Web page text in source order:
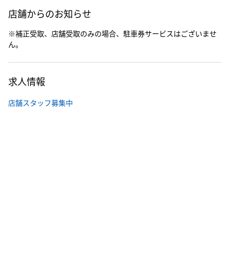
店舗からのお知らせ
※補正受取、店舗受取のみの場合、駐車券サービスはございませ
ん。
求人情報
店舗スタッフ募集中